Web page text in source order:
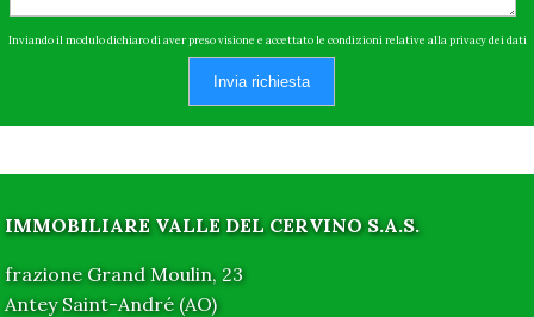
Inviando il modulo dichiaro di aver preso visione e accettato le condizioni relative alla privacy dei dati
Invia richiesta
IMMOBILIARE VALLE DEL CERVINO S.A.S.
frazione Grand Moulin, 23
Antey Saint-André (AO)